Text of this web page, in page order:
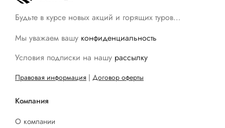
Будьте в курсе новых акций и горящих туров…
Мы уважаем вашу конфиденциальность
Условия подписки на нашу рассылку
Правовая информация | Договор оферты
Компания
О компании